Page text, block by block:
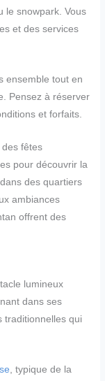
le snowpark. Vous
et des services
ensemble tout en
Pensez à réserver
et forfaits.
fêtes
pour découvrir la
des quartiers
ambiances
offrent des
lumineux
dans ses
traditionnelles qui
, typique de la